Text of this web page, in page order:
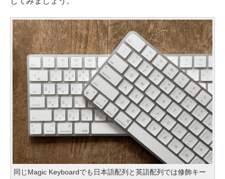
同じMagic Keyboardでも日本語配列と英語配列では修飾キー